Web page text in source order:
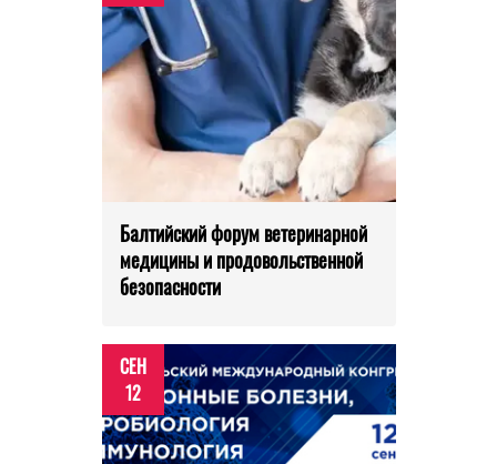
Балтийский форум ветеринарной
медицины и продовольственной
безопасности
СЕН
12